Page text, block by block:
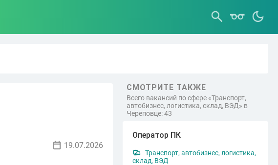
19.07.2026
СМОТРИТЕ ТАКЖЕ
Всего вакансий по сфере «Транспорт,
автобизнес, логистика, склад, ВЭД» в
Череповце: 43
Оператор ПК
Транспорт, автобизнес, логистика,
склад, ВЭД